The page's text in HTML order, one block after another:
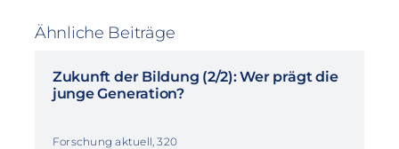
Ähnliche Beiträge
Zukunft der Bildung (2/2): Wer prägt die
junge Generation?
Forschung aktuell, 320